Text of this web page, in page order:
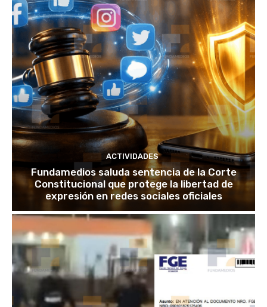
ACTIVIDADES
Fundamedios saluda sentencia de la Corte
Constitucional que protege la libertad de
expresión en redes sociales oficiales